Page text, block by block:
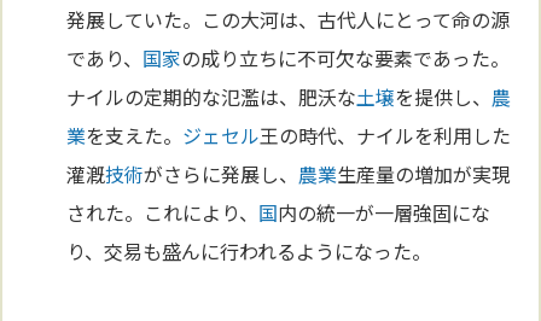
発展していた。この大河は、古代人にとって命の源
であり、 国家の成り立ちに不可欠な要素であった。
ナイルの定期的な氾濫は、肥沃な土壌を提供し、 農
業を支えた。 ジェセル王の時代、ナイルを利用した
灌漑技術がさらに発展し、 農業生産量の増加が実現
された。これにより、 国内の統一が一層強固にな
り、交易も盛んに行われるようになった。